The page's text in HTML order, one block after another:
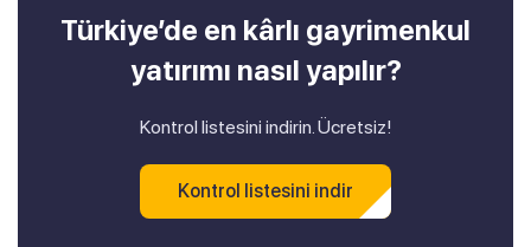
Türkiye’de en kârlı gayrimenkul
yatırımı nasıl yapılır?
Kontrol listesini indirin. Ücretsiz!
Kontrol listesini indir